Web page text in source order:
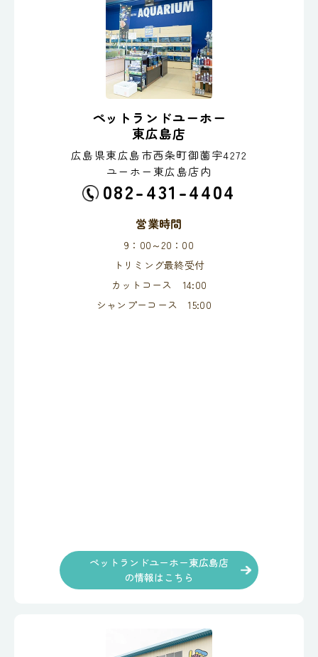
ペットランドユーホー
東広島店
広島県東広島市西条町御薗宇4272
ユーホー東広島店内
082-431-4404
営業時間
9：00～20：00
トリミング最終受付
カットコース 14:00
シャンプーコース 15:00
ペットランドユーホー東広島店
の情報はこちら